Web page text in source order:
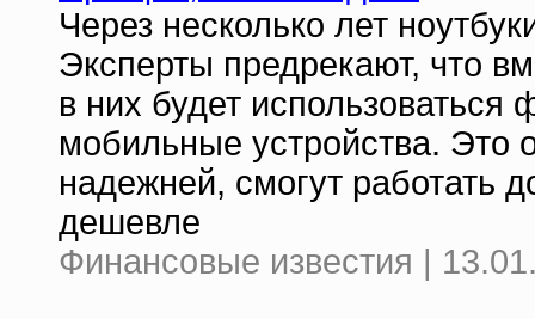
Через несколько лет
Эксперты предрекают, что
в них будет
мобильные устройства. Это
надежней, смогут работать
дешевле
Финансовые известия |